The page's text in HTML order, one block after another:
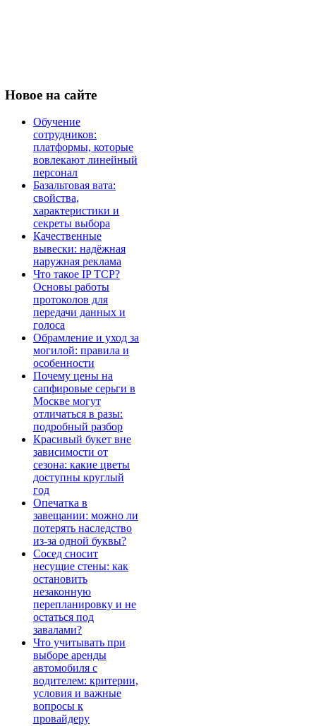
Новое на сайте
Обучение
сотрудников:
платформы, которые
вовлекают линейный
персонал
Базальтовая вата:
свойства,
характеристики и
секреты выбора
Качественные
вывески: надёжная
наружная реклама
Что такое IP TCP?
Основы работы
протоколов для
передачи данных и
голоса
Обрамление и уход за
могилой: правила и
особенности
Почему цены на
сапфировые серьги в
Москве могут
отличаться в разы:
подробный разбор
Красивый букет вне
зависимости от
сезона: какие цветы
доступны круглый
год
Опечатка в
завещании: можно ли
потерять наследство
из-за одной буквы?
Сосед сносит
несущие стены: как
остановить
незаконную
перепланировку и не
остаться под
завалами?
Что учитывать при
выборе аренды
автомобиля с
водителем: критерии,
условия и важные
вопросы к
провайдеру